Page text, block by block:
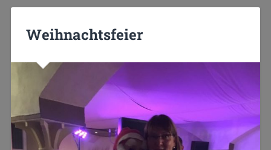
Weihnachtsfeier